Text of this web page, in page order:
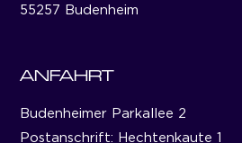
55257 Budenheim
ANFAHRT
Budenheimer Parkallee 2
Postanschrift: Hechtenkaute 1